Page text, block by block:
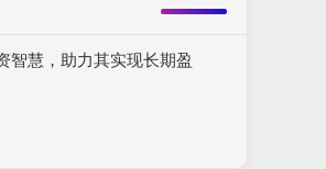
智慧，助力其实现长期盈